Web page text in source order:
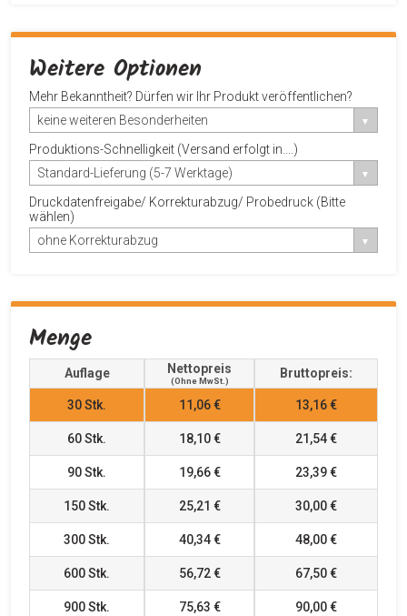
Weitere Optionen
Mehr Bekanntheit? Dürfen wir Ihr Produkt veröffentlichen?
keine weiteren Besonderheiten
Produktions-Schnelligkeit (Versand erfolgt in....)
Standard-Lieferung (5-7 Werktage)
Druckdatenfreigabe/ Korrekturabzug/ Probedruck (Bitte
wählen)
ohne Korrekturabzug
Menge
Auflage Nettopreis
(ohne MwSt.)
Bruttopreis:
30Stk. 11,06 € 13,16 €
60Stk. 18,10 € 21,54 €
90Stk. 19,66 € 23,39 €
150Stk. 25,21 € 30,00 €
300Stk. 40,34 € 48,00 €
600Stk. 56,72 € 67,50 €
900Stk. 75,63 € 90,00 €